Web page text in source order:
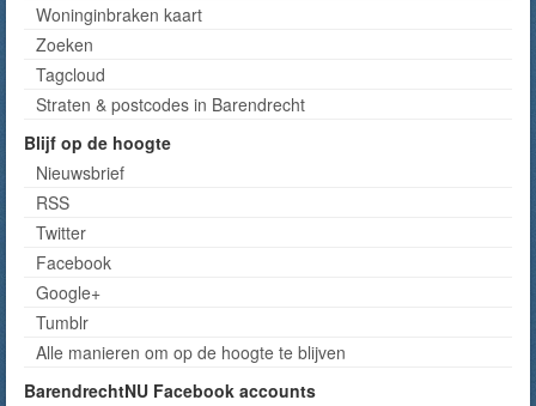
Woninginbraken kaart
Zoeken
Tagcloud
Straten & postcodes in Barendrecht
Blijf op de hoogte
Nieuwsbrief
RSS
Twitter
Facebook
Google+
Tumblr
Alle manieren om op de hoogte te blijven
BarendrechtNU Facebook accounts